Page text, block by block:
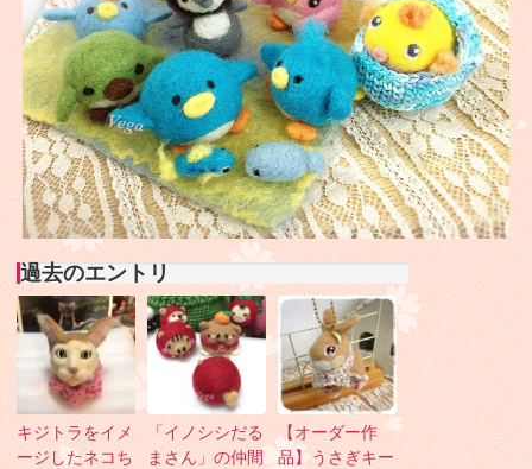
過去のエントリ
キジトラをイメ
ージしたネコち
「イノシシだる
まさん」の仲間
【オーダー作
品】うさぎキー